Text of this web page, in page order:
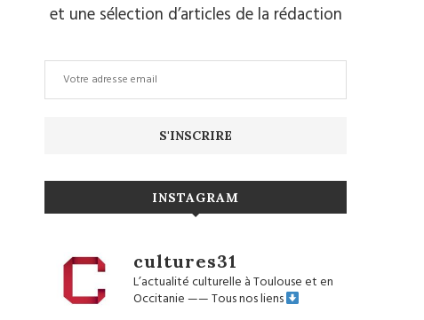
et une sélection d’articles de la rédaction
INSTAGRAM
cultures31
L’actualité culturelle à Toulouse et en
Occitanie——Tous nos liens